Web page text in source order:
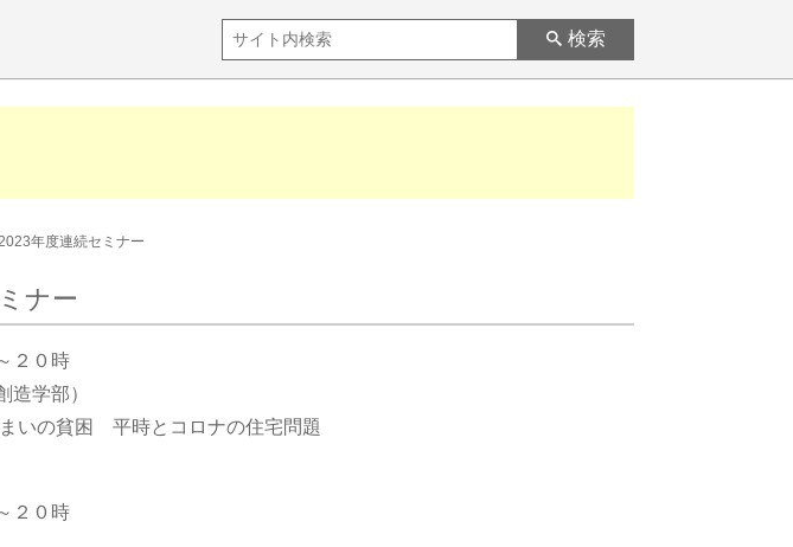
検索
年度連続セミナー
ナー
２０時
造学部）
いの貧困 平時とコロナの住宅問題
２０時